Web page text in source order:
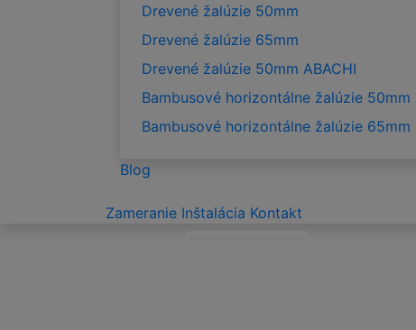
Drevené žalúzie 50mm
Drevené žalúzie 65mm
Drevené žalúzie 50mm ABACHI
Bambusové horizontálne žalúzie 50mm
Bambusové horizontálne žalúzie 65mm
Blog
Zameranie Inštalácia Kontakt